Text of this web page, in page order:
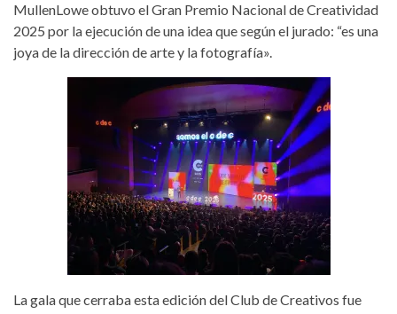
MullenLowe obtuvo el Gran Premio Nacional de Creatividad
2025 por la ejecución de una idea que según el jurado: “es una
joya de la dirección de arte y la fotografía».
La gala que cerraba esta edición del Club de Creativos fue